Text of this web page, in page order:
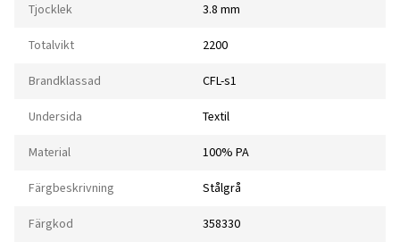
Tjocklek 3.8 mm
Totalvikt 2200
Brandklassad CFL-s1
Undersida Textil
Material 100% PA
Färgbeskrivning Stålgrå
Färgkod 358330